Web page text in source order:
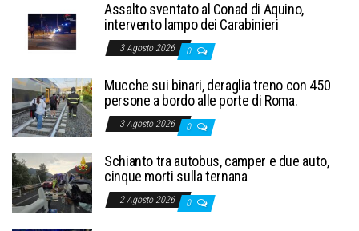
Assalto sventato al Conad di Aquino,
intervento lampo dei Carabinieri
3 Agosto 2026 0
Mucche sui binari, deraglia treno con 450
persone a bordo alle porte di Roma.
3 Agosto 2026 0
Schianto tra autobus, camper e due auto,
cinque morti sulla ternana
2 Agosto 2026 0